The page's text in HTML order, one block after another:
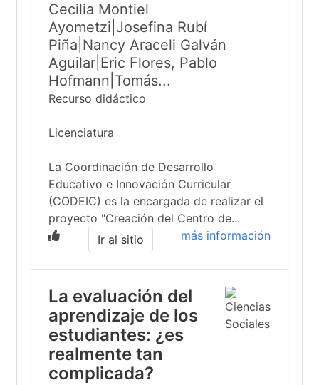
Cecilia Montiel
Ayometzi|Josefina Rubí
Piña|Nancy Araceli Galván
Aguilar|Eric Flores, Pablo
Hofmann|Tomás...
Recurso didáctico
Licenciatura
La Coordinación de Desarrollo
Educativo e Innovación Curricular
(CODEIC) es la encargada de realizar el
proyecto "Creación del Centro de...
más información
Ir al sitio
La evaluación del
aprendizaje de los
estudiantes: ¿es
realmente tan
complicada?